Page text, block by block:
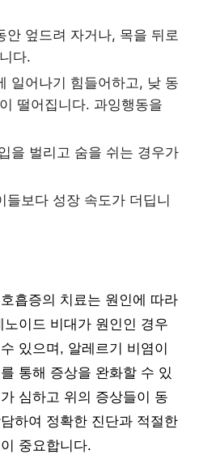
안 엎드려 자거나, 목을 뒤로
다.
일어나기 힘들어하고, 낮 동
떨어집니다. 과잉행동을
을 벌리고 숨을 쉬는 경우가
들보다 성장 속도가 더딥니
흡증의 치료는 원인에 따라
이드 비대가 원인인 경우
있으며, 알레르기 비염이
통해 증상을 완화할 수 있
심하고 위의 증상들이 동
하여 정확한 진단과 적절한
중요합니다.